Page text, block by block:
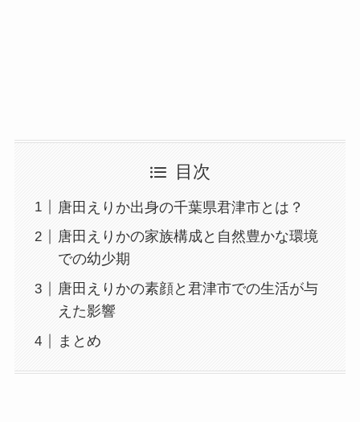
目次
唐田えりか出身の千葉県君津市とは？
唐田えりかの家族構成と自然豊かな環境
での幼少期
唐田えりかの素顔と君津市での生活が与
えた影響
まとめ